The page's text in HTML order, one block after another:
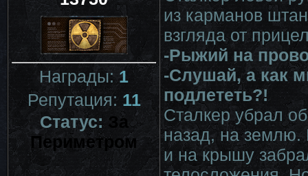
Награды:1
Репутация: 11
Статус:За
Периметром
из карманов
взгляда от
-Рыжий на
-Слушай, а как
подлететь?!
Сталкер убрал
назад, на
и на крышу